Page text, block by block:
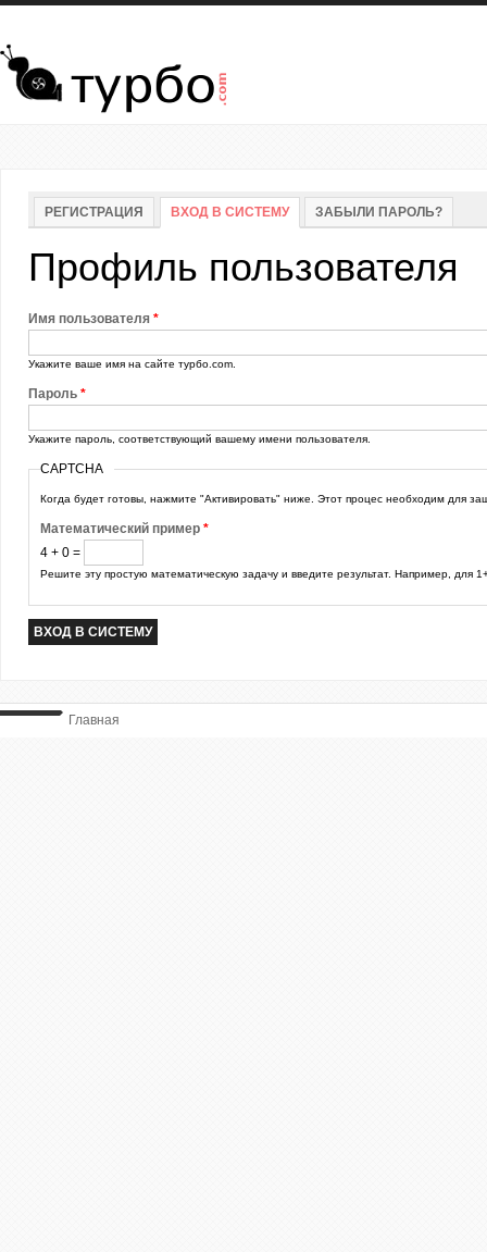
Перейти к основному содержанию
Главные вкладки
РЕГИСТРАЦИЯ ВХОД В СИСТЕМУ(АКТИВНАЯ ВКЛАДКА)
ЗАБЫЛИ ПАРОЛЬ?
Профиль пользователя
Имя пользователя *
Укажите ваше имя на сайте турбо.com.
Пароль *
Укажите пароль, соответствующий вашему имени пользователя.
CAPTCHA
Когда будет готовы, нажмите "Активировать" ниже. Этот процес необходим для
Математический пример *
4 + 0 =
Решите эту простую математическую задачу и введите результат. Например, для
Главная